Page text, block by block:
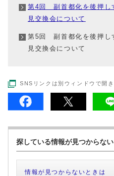
第4回 副首都化を後押し
見交換会について
第5回 副首都化を後押し
見交換会について
SNSリンクは別ウィンドウで開
探している情報が見つからない
情報が見つからないときは